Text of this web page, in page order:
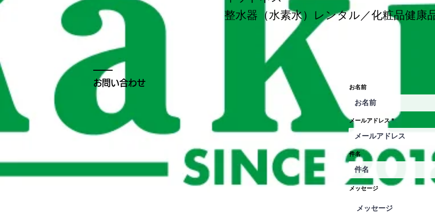
整水器（水素水）レンタル／化粧品健康
お問い合わせ お名前
メールアドレス
件名
メッセージ